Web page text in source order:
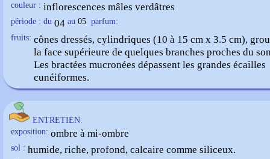
couleur : inflorescences mâles verdâtres
période : du 04 au 05 parfum:
fruits: cônes dressés, cylindriques (10 à 15 cm x 3.5 cm),
la face supérieure de quelques branches proches du
Les bractées mucronées dépassent les grandes écailles
cunéiformes.
ENTRETIEN:
exposition: ombre à mi-ombre
sol : humide, riche, profond, calcaire comme siliceux.